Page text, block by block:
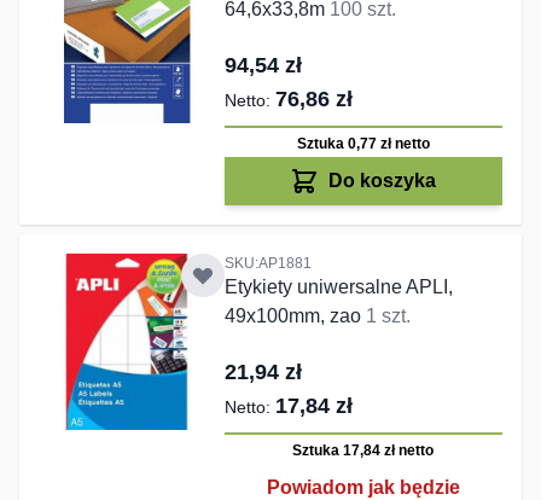
64,6x33,8m 100 szt.
94,54 zł
76,86 zł
Sztuka 0,77 złnetto
Do koszyka
SKU:AP1881
Etykiety uniwersalne APLI,
49x100mm, zao 1 szt.
21,94 zł
17,84 zł
Sztuka 17,84 złnetto
Powiadom jak będzie